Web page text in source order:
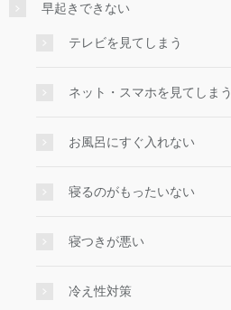
早起きできない
テレビを見てしまう
ネット・スマホを見てしまう
お風呂にすぐ入れない
寝るのがもったいない
寝つきが悪い
冷え性対策